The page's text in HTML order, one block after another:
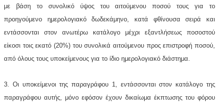
με βάση το συνολικό ύψος του αιτούμενου ποσού τους για το
προηγούμενο ημερολογιακό δωδεκάμηνο, κατά φθίνουσα σειρά και
εντάσσονται στον ανωτέρω κατάλογο μέχρι εξαντλήσεως ποσοστού
είκοσι τοις εκατό (20%) του συνολικά αιτούμενου προς επιστροφή ποσού,
από όλους τους υποκείμενους για το ίδιο ημερολογιακό διάστημα.
3. Οι υποκείμενοι της παραγράφου 1, εντάσσονται στον κατάλογο της
παραγράφου αυτής, μόνο εφόσον έχουν δικαίωμα έκπτωσης του φόρου